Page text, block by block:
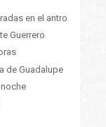
en el antro
Guerrero
de Guadalupe